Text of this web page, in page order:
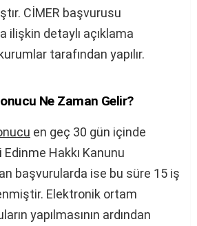
CİMER başvurusu
ilişkin detaylı açıklama
tarafından yapılır.
Ne Zaman Gelir?
en geç 30 gün içinde
Hakkı Kanunu
başvurularda ise bu süre 15 iş
Elektronik ortam
yapılmasının ardından